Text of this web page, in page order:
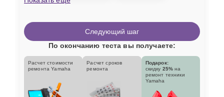
Следующий шаг
По окончанию теста вы получаете:
Расчет стоимости
ремонта Yamaha
Расчет сроков
ремонта
Подарок:
скидку 25% на
ремонт техники
Yamaha